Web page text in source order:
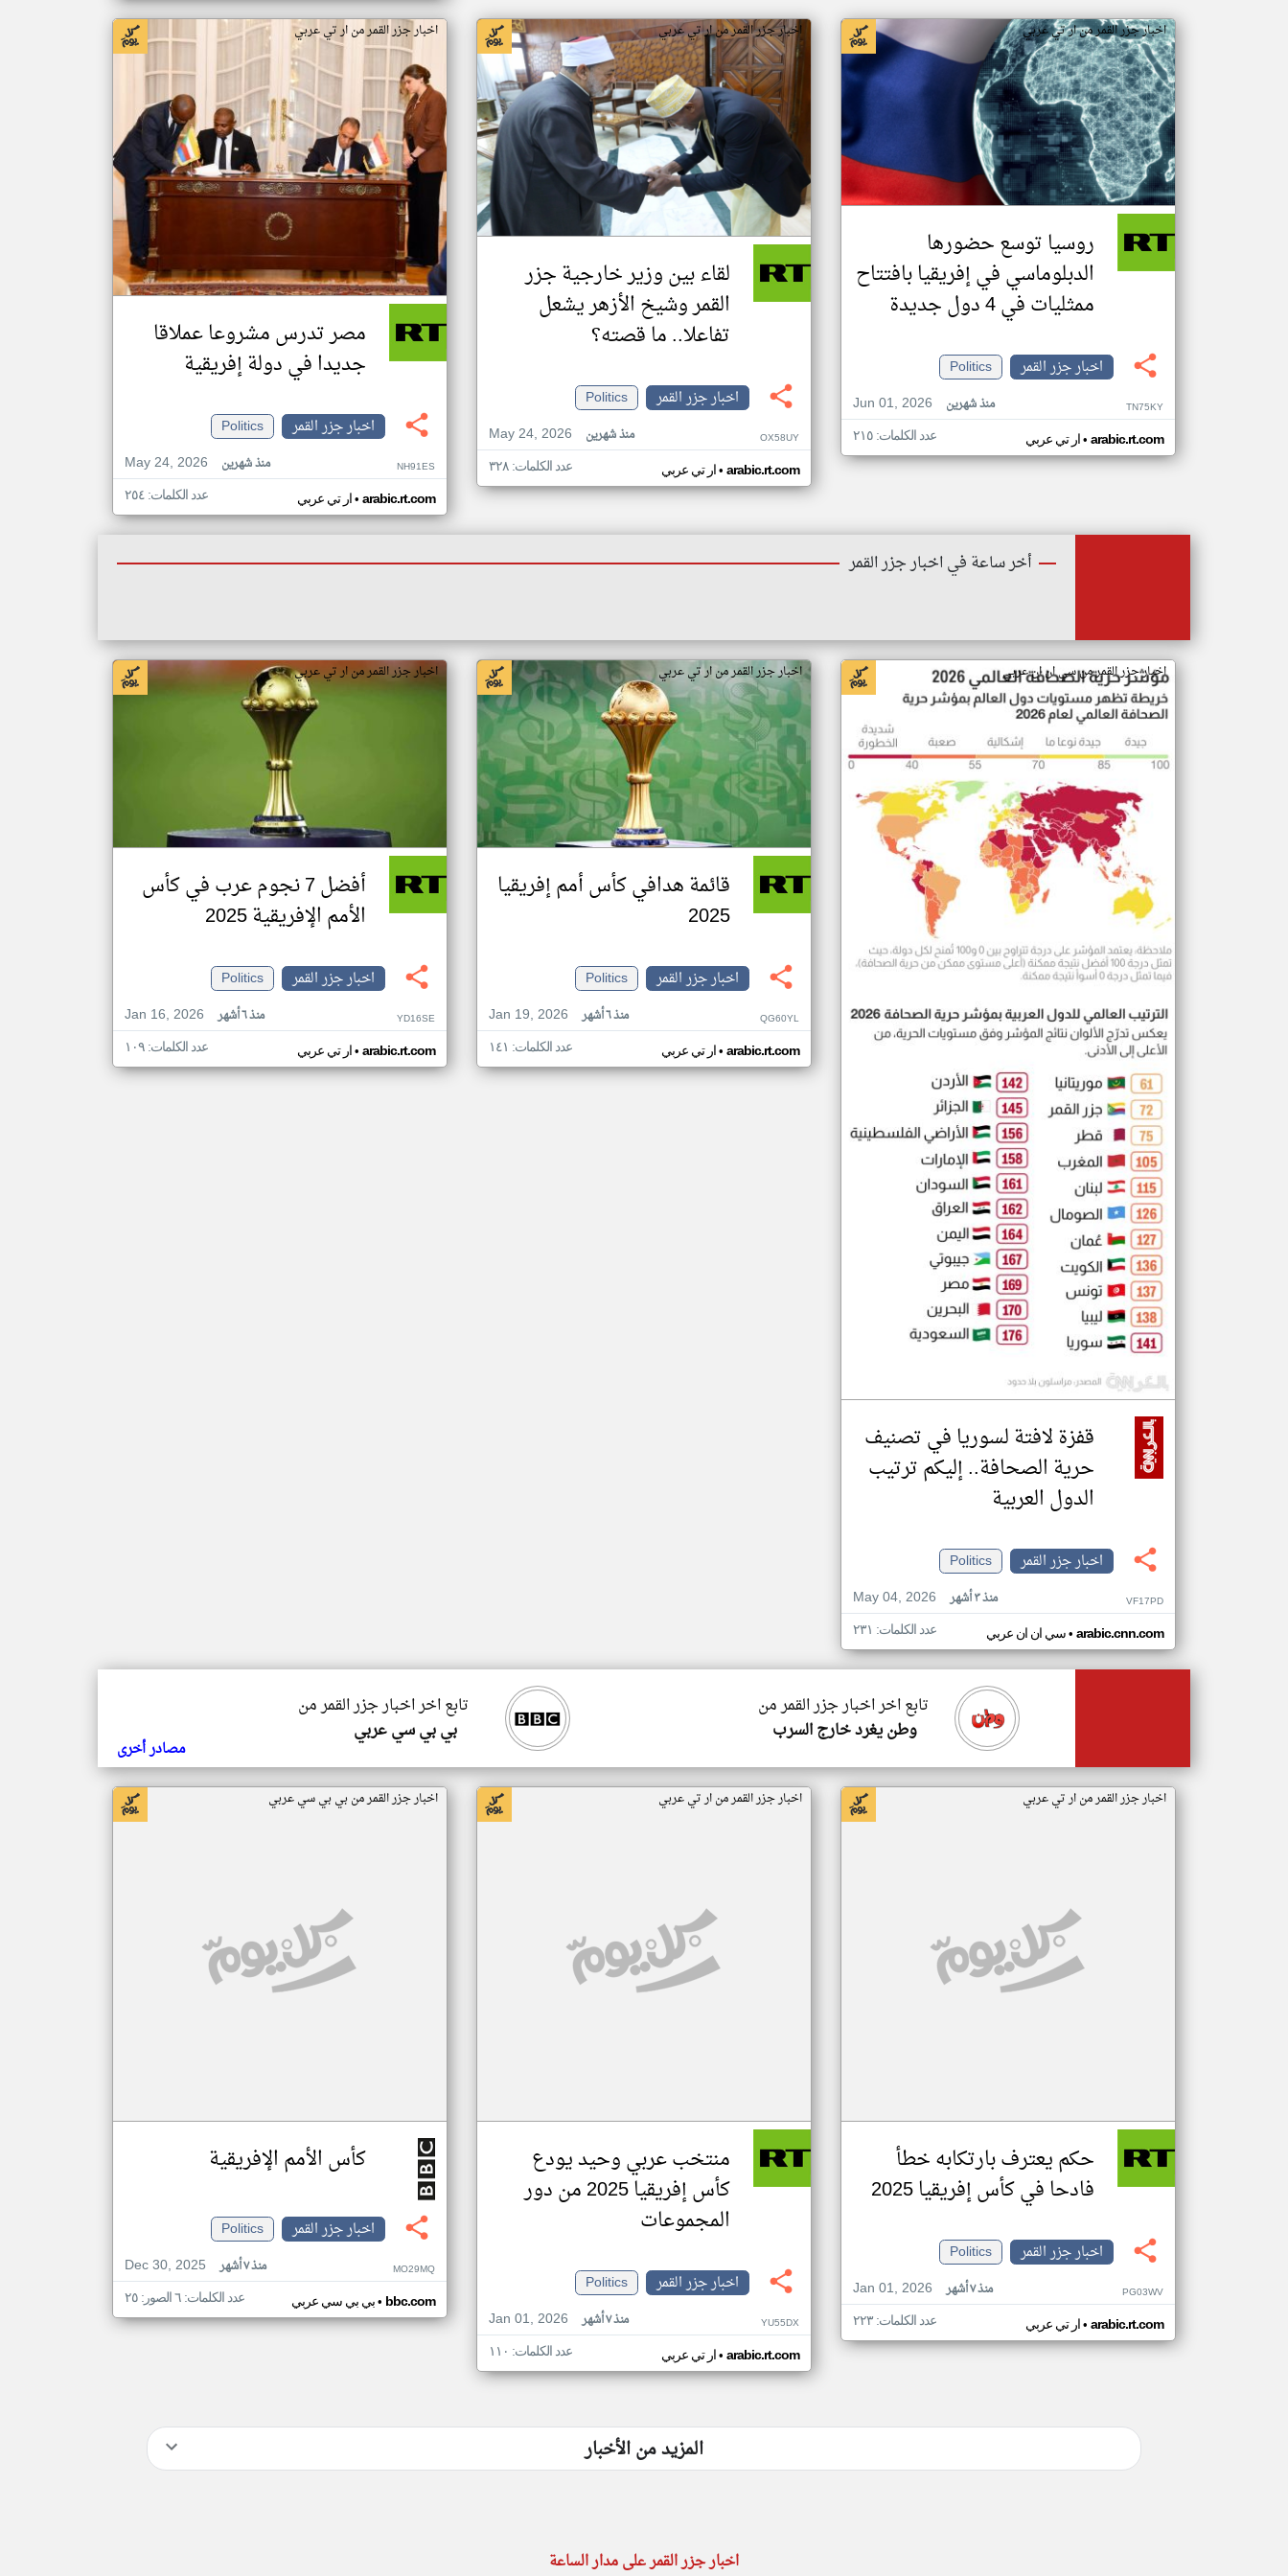
اخبار جزر القمر من ار تي عربي
روسيا توسع حضورها
الدبلوماسي في إفريقيا بافتتاح
ممثليات في 4 دول جديدة
اخبار جزر القمر
Politics
Jun 01, 2026
منذ شهرين TN75KY
ار تي عربي• arabic.rt.com عدد الكلمات: ٢١٥
اخبار جزر القمر من ار تي عربي
لقاء بين وزير خارجية جزر
القمر وشيخ الأزهر يشعل
تفاعلا.. ما قصته؟
اخبار جزر القمر
Politics
May 24, 2026
منذ شهرين OX58UY
ار تي عربي• arabic.rt.com عدد الكلمات: ٣٢٨
اخبار جزر القمر من ار تي عربي
مصر تدرس مشروعا عملاقا
جديدا في دولة إفريقية
اخبار جزر القمر
Politics
May 24, 2026
منذ شهرين NH91ES
ار تي عربي• arabic.rt.com عدد الكلمات: ٢٥٤
أخر ساعة في اخبار جزر القمر
اخبار جزر القمر من سي ان ان عربي
قفزة لافتة لسوريا في تصنيف
حرية الصحافة.. إليكم ترتيب
الدول العربية
اخبار جزر القمر
Politics
May 04, 2026
منذ ٣ أشهر VF17PD
سي ان ان عربي• arabic.cnn.com عدد الكلمات: ٢٣١
اخبار جزر القمر من ار تي عربي
قائمة هدافي كأس أمم إفريقيا
2025
اخبار جزر القمر
Politics
Jan 19, 2026
منذ ٦ أشهر QG60YL
ار تي عربي• arabic.rt.com عدد الكلمات: ١٤١
اخبار جزر القمر من ار تي عربي
أفضل 7 نجوم عرب في كأس
الأمم الإفريقية 2025
اخبار جزر القمر
Politics
Jan 16, 2026
منذ ٦ أشهر YD16SE
ار تي عربي• arabic.rt.com عدد الكلمات: ١٠٩
تابع اخر اخبار جزر القمر من
بي بي سي عربي
تابع اخر اخبار جزر القمر من
وطن يغرد خارج السرب
مصادر أخرى
اخبار جزر القمر من ار تي عربي
حكم يعترف بارتكابه خطأ
فادحا في كأس إفريقيا 2025
اخبار جزر القمر
Politics
Jan 01, 2026
منذ ٧ أشهر PG03WV
ار تي عربي• arabic.rt.com عدد الكلمات: ٢٢٣
اخبار جزر القمر من ار تي عربي
منتخب عربي وحيد يودع
كأس إفريقيا 2025 من دور
المجموعات
اخبار جزر القمر
Politics
Jan 01, 2026
منذ ٧ أشهر YU55DX
ار تي عربي• arabic.rt.com عدد الكلمات: ١١٠
اخبار جزر القمر من بي بي سي عربي
كأس الأمم الإفريقية
اخبار جزر القمر
Politics
Dec 30, 2025
منذ ٧ أشهر MO29MQ
بي بي سي عربي• bbc.com عدد الكلمات: ٦ الصور: ٢٥
المزيد من الأخبار
اخبار جزر القمر على مدار الساعة